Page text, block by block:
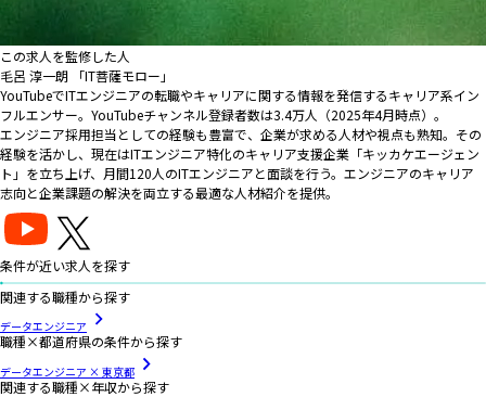
この求人を監修した人
毛呂 淳一朗 「IT菩薩モロー」
YouTubeでITエンジニアの転職やキャリアに関する情報を発信するキャリア系イン
フルエンサー。YouTubeチャンネル登録者数は3.4万人（2025年4月時点）。
エンジニア採用担当としての経験も豊富で、企業が求める人材や視点も熟知。その
経験を活かし、現在はITエンジニア特化のキャリア支援企業「キッカケエージェン
ト」を立ち上げ、月間120人のITエンジニアと面談を行う。エンジニアのキャリア
志向と企業課題の解決を両立する最適な人材紹介を提供。
条件が近い求人を探す
関連する職種から探す
データエンジニア
職種×都道府県の条件から探す
データエンジニア × 東京都
関連する職種×年収から探す